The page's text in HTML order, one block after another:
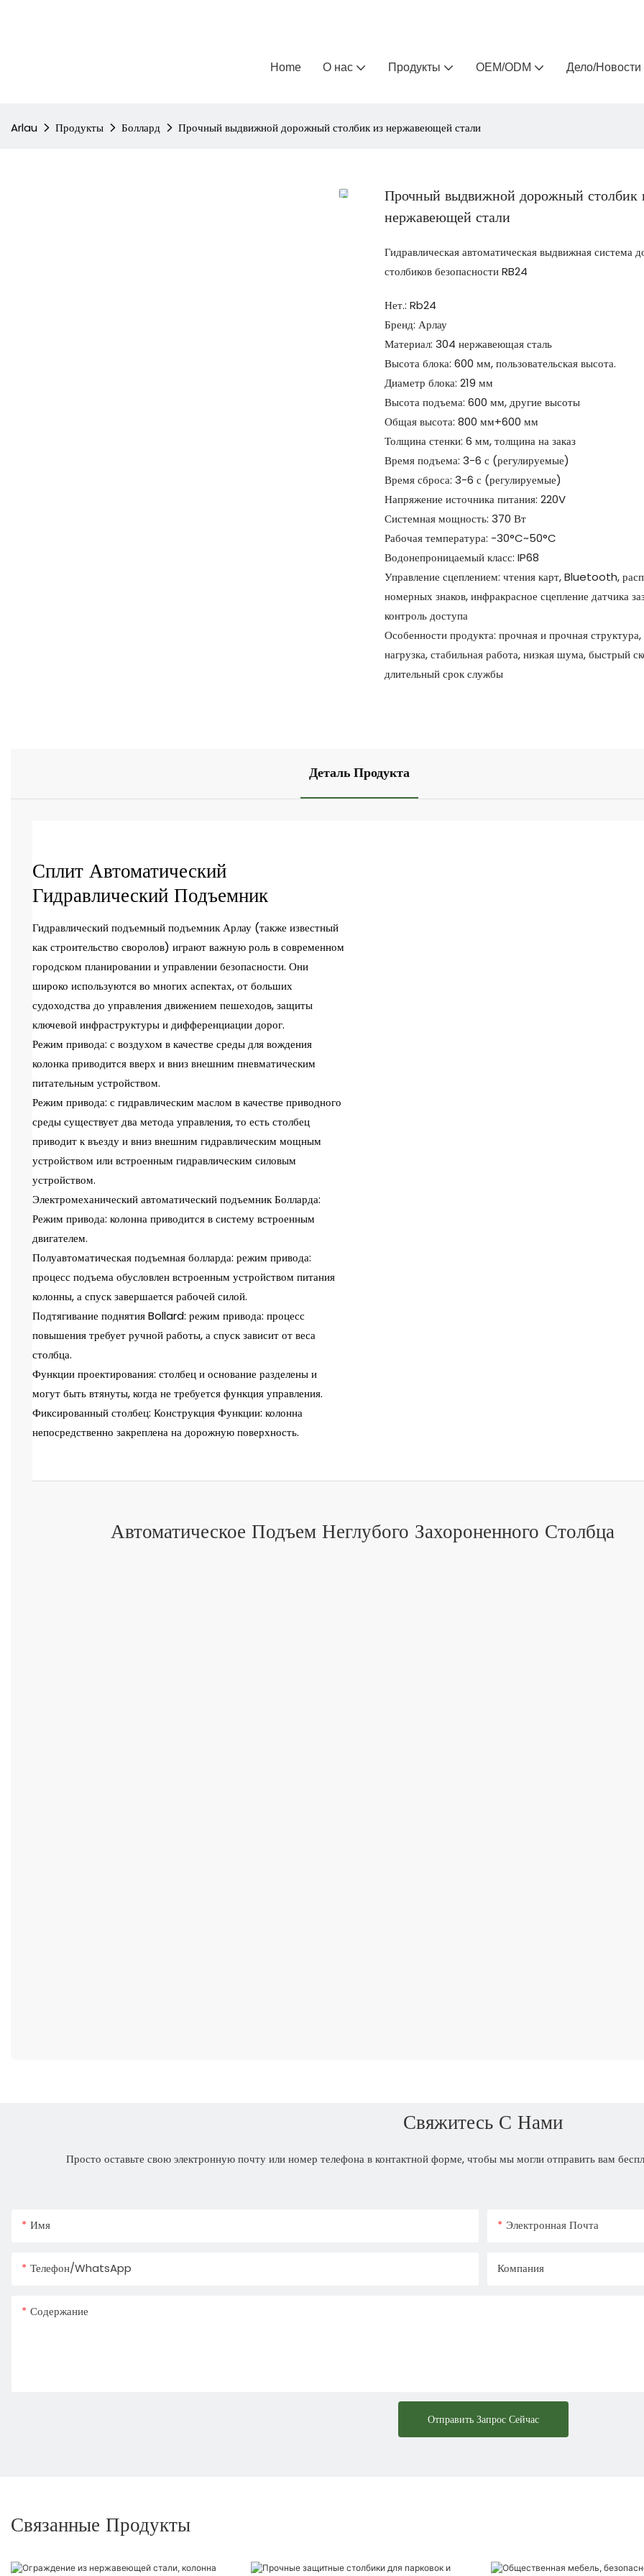
Home О нас Продукты OEM/ODM Дело/Новости
Arlau Продукты Боллард Прочный выдвижной дорожный столбик из нержавеющей стали
Прочный выдвижной дорожный столбик
нержавеющей стали
Гидравлическая автоматическая выдвижная система
столбиков безопасности RB24
Нет.: Rb24
Бренд: Арлау
Материал: 304 нержавеющая сталь
Высота блока: 600 мм, пользовательская высота.
Диаметр блока: 219 мм
Высота подъема: 600 мм, другие высоты
Общая высота: 800 мм+600 мм
Толщина стенки: 6 мм, толщина на заказ
Время подъема: 3-6 с (регулируемые)
Время сброса: 3-6 с (регулируемые)
Напряжение источника питания: 220V
Системная мощность: 370 Вт
Рабочая температура: -30°C~50°C
Водонепроницаемый класс: IP68
Управление сцеплением: чтения карт, Bluetooth,
номерных знаков, инфракрасное сцепление датчика
контроль доступа
Особенности продукта: прочная и прочная
нагрузка, стабильная работа, низкая шума, быстрый
длительный срок службы
Деталь Продукта
Сплит Автоматический
Гидравлический Подъемник
Гидравлический подъемный подъемник Арлау (также известный
как строительство своролов) играют важную роль в современном
городском планировании и управлении безопасности. Они
широко используются во многих аспектах, от больших
судоходства до управления движением пешеходов, защиты
ключевой инфраструктуры и дифференциации дорог.
Режим привода: с воздухом в качестве среды для вождения
колонка приводится вверх и вниз внешним пневматическим
питательным устройством.
Режим привода: с гидравлическим маслом в качестве приводного
среды существует два метода управления, то есть столбец
приводит к въезду и вниз внешним гидравлическим мощным
устройством или встроенным гидравлическим силовым
устройством.
Электромеханический автоматический подъемник Болларда:
Режим привода: колонна приводится в систему встроенным
двигателем.
Полуавтоматическая подъемная болларда: режим привода:
процесс подъема обусловлен встроенным устройством питания
колонны, а спуск завершается рабочей силой.
Подтягивание поднятия Bollard: режим привода: процесс
повышения требует ручной работы, а спуск зависит от веса
столбца.
Функции проектирования: столбец и основание разделены и
могут быть втянуты, когда не требуется функция управления.
Фиксированный столбец: Конструкция Функции: колонна
непосредственно закреплена на дорожную поверхность.
Автоматическое Подъем Неглубого Захороненного Столбца
Свяжитесь С Нами
Просто оставьте свою электронную почту или номер телефона в контактной форме, чтобы мы могли отправить вам
Имя Электронная Почта
Телефон/WhatsApp Компания
Содержание
Отправить Запрос Сейчас
Связанные Продукты